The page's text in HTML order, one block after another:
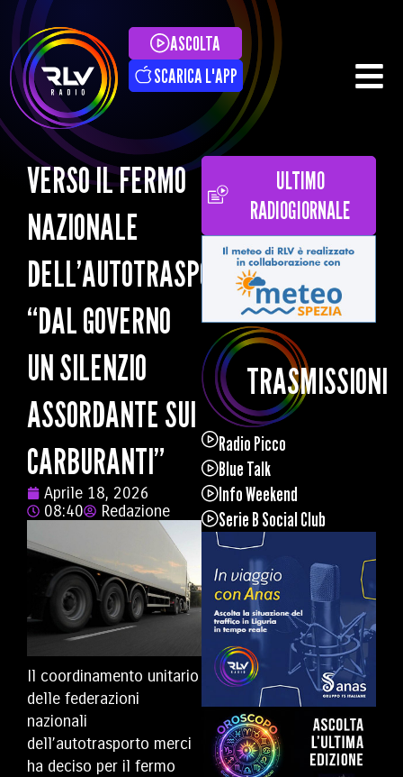
ASCOLTA
SCARICA L'APP
VERSO IL FERMO
NAZIONALE
DELL’AUTOTRASPORTO:
“DAL GOVERNO
UN SILENZIO
ASSORDANTE SUI
CARBURANTI”
Aprile 18, 2026
08:40
Redazione
Il coordinamento unitario
delle federazioni
nazionali
dell’autotrasporto merci
ha deciso per il fermo
ULTIMO
RADIOGIORNALE
TRASMISSIONI
Radio Picco
Blue Talk
Info Weekend
Serie B Social Club